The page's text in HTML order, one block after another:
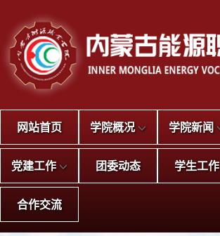
网站首页 学院概况 学院新闻
党建工作 团委动态 学生工作
合作交流